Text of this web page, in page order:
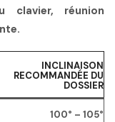
réunion
INCLINAISON
RECOMMANDÉE DU
DOSSIER
100° – 105°